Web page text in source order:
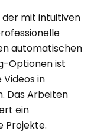
der mit intuitiven
automatischen
Optionen ist
Videos in
Das Arbeiten
ein
Projekte.